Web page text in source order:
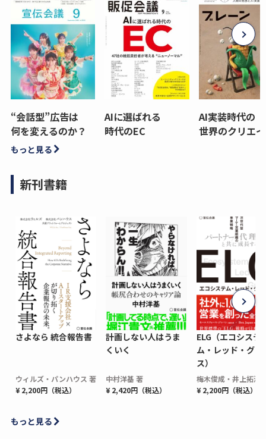
“会話型”広告は
何を変えるのか？
AIに選ばれる
時代のEC
AI実装時代の
世界のクリエ
もっと見る
新刊書籍
さよなら 統合報告書
ウィルズ・パンハウス 著
¥ 2,200円（税込）
計画しない人はうま
くいく
中村洋基 著
¥ 2,420円（税込）
ELG（エコシステ
ム・レッド・グロ
ス）
梅木俊成・井上拓海
¥ 2,200円（税込）
もっと見る